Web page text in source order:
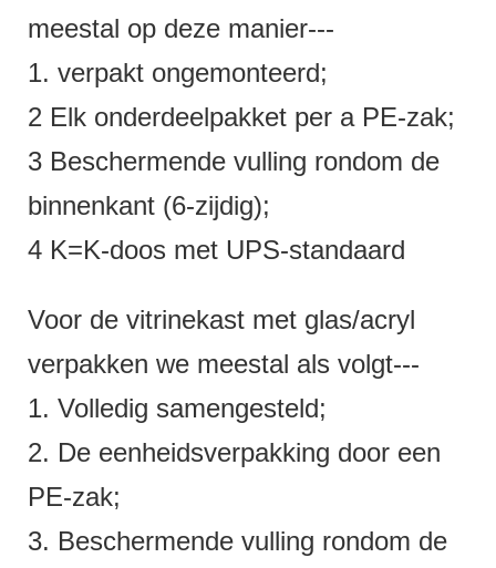
meestal op deze manier---
1. verpakt ongemonteerd;
2 Elk onderdeelpakket per a PE-zak;
3 Beschermende vulling rondom de
binnenkant (6-zijdig);
4 K=K-doos met UPS-standaard
Voor de vitrinekast met glas/acryl
verpakken we meestal als volgt---
1. Volledig samengesteld;
2. De eenheidsverpakking door een
PE-zak;
3. Beschermende vulling rondom de